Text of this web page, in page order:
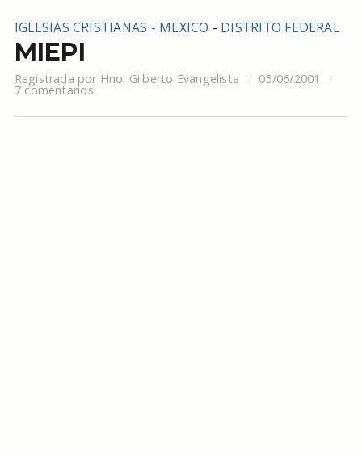
IGLESIAS CRISTIANAS - MEXICO - DISTRITO FEDERAL
MIEPI
Registrada por Hno. Gilberto Evangelista 05/06/2001
7 comentarios